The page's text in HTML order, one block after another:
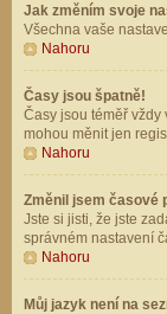
Jak změním svoje
Všechna vaše
Nahoru
Časy jsou špatně!
Časy jsou téměř vždy
mohou měnit jen
Nahoru
Změnil jsem časové
Jste si jisti, že jste
správném nastavení
Nahoru
Můj jazyk není na